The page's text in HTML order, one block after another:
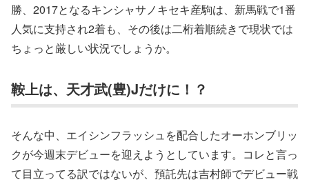
勝、2017となるキンシャサノキセキ産駒は、新馬戦で1番
人気に支持され2着も、その後は二桁着順続きで現状では
ちょっと厳しい状況でしょうか。
鞍上は、天才武(豊)Jだけに！？
そんな中、エイシンフラッシュを配合したオーホンブリッ
クが今週末デビューを迎えようとしています。コレと言っ
て目立ってる訳ではないが、預託先は吉村師でデビュー戦